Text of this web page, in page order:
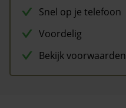
Snel op je telefoon
Voordelig
Bekijk voorwaarden